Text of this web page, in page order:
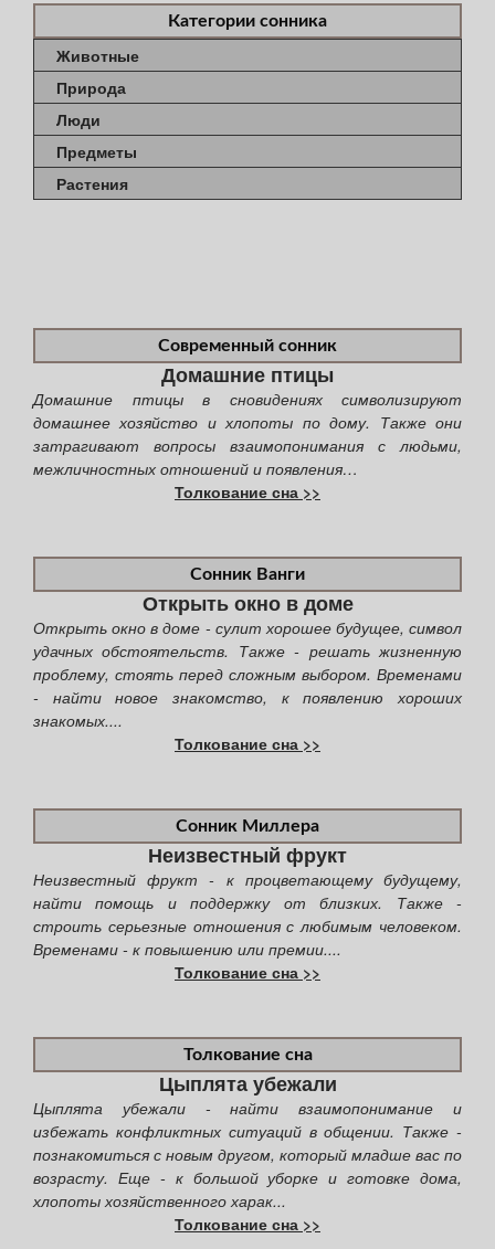
Категории сонника
Животные
Природа
Люди
Предметы
Растения
Современный сонник
Домашние птицы
Домашние птицы в сновидениях символизируют
домашнее хозяйство и хлопоты по дому. Также они
затрагивают вопросы взаимопонимания с людьми,
межличностных отношений и появления…
Толкование сна >>
Сонник Ванги
Открыть окно в доме
Открыть окно в доме - сулит хорошее будущее, символ
удачных обстоятельств. Также - решать жизненную
проблему, стоять перед сложным выбором. Временами
- найти новое знакомство, к появлению хороших
знакомых....
Толкование сна >>
Сонник Миллера
Неизвестный фрукт
Неизвестный фрукт - к процветающему будущему,
найти помощь и поддержку от близких. Также -
строить серьезные отношения с любимым человеком.
Временами - к повышению или премии....
Толкование сна >>
Толкование сна
Цыплята убежали
Цыплята убежали - найти взаимопонимание и
избежать конфликтных ситуаций в общении. Также -
познакомиться с новым другом, который младше вас по
возрасту. Еще - к большой уборке и готовке дома,
хлопоты хозяйственного харак...
Толкование сна >>